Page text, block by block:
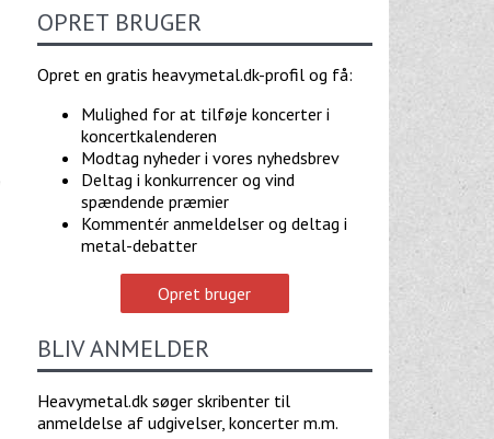
OPRET BRUGER
Opret en gratis heavymetal.dk-profil og få:
Mulighed for at tilføje koncerter i
koncertkalenderen
Modtag nyheder i vores nyhedsbrev
Deltag i konkurrencer og vind
spændende præmier
Kommentér anmeldelser og deltag i
metal-debatter
Opret bruger
BLIV ANMELDER
Heavymetal.dk søger skribenter til
anmeldelse af udgivelser, koncerter m.m.